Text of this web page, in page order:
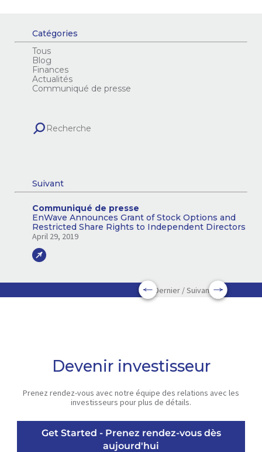
Catégories
Tous
Blog
Finances
Actualités
Communiqué de presse
Suivant
Communiqué de presse
EnWave Announces Grant of Stock Options and
Restricted Share Rights to Independent Directors
April 29, 2019
Dernier / Suivant
Devenir investisseur
Prenez rendez-vous avec notre équipe des relations avec les
investisseurs pour plus de détails.
Get Started - Prenez rendez-vous dès
aujourd'hui